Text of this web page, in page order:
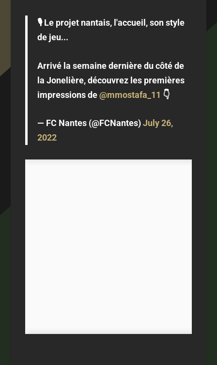
🎙 Le projet nantais, l'accueil, son style
de jeu...
Arrivé la semaine dernière du côté de
la Jonelière, découvrez les premières
impressions de@mmostafa_11 👇
— FC Nantes (@FCNantes)July 26,
2022